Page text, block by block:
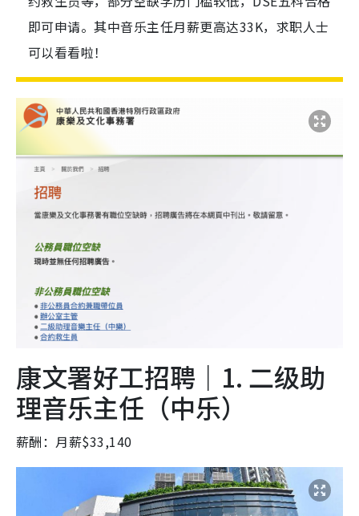
即可申请。其中音乐主任月薪更高达33K，求职人士
可以看看啦！
康文署好工招聘｜1. 二级助
理音乐主任（中乐）
薪酬：月薪$33,140